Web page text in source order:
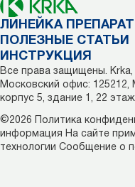
ЛИНЕЙКА
ПОЛЕЗНЫЕ СТАТЬИ
ИНСТРУКЦИЯ
Все права защищены.
Московский офис: 125212,
корпус 5, здание 1, 22
©2026 Политика
информация На сайте
технологии Сообщение о